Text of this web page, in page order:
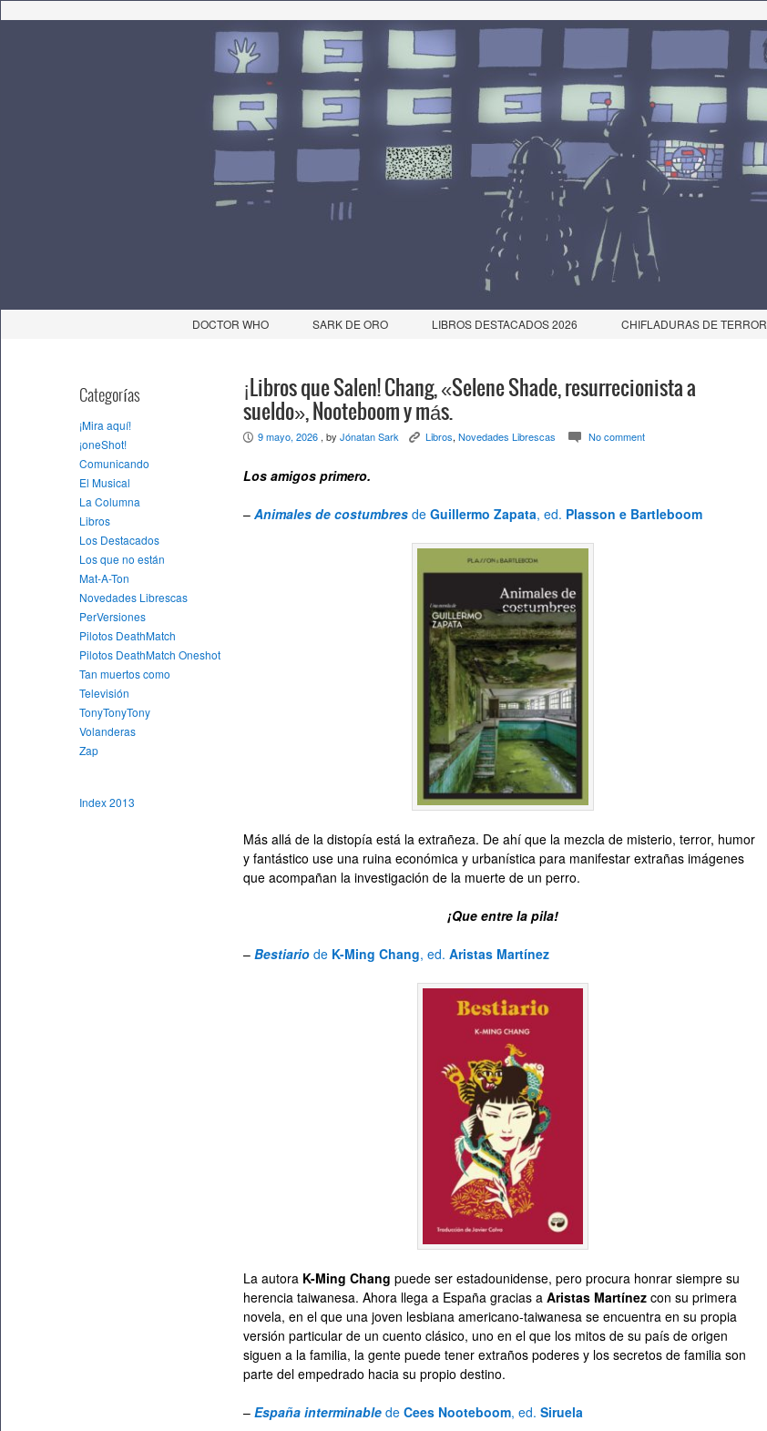
DOCTOR WHO SARK DE ORO LIBROS DESTACADOS 2026 CHIFLADURAS DE TERROR
Categorías
¡Mira aquí!
¡oneShot!
Comunicando
El Musical
La Columna
Libros
Los Destacados
Los que no están
Mat-A-Ton
Novedades Librescas
PerVersiones
Pilotos DeathMatch
Pilotos DeathMatch Oneshot
Tan muertos como
Televisión
TonyTonyTony
Volanderas
Zap
Index 2013
¡Libros que Salen! Chang, «Selene Shade, resurrecionista a
sueldo», Nooteboom y más.
P 9 mayo, 2026 , by Jónatan Sark K Libros,Novedades Librescas c No comment
Los amigos primero.
– Animales de costumbres de Guillermo Zapata, ed. Plasson e Bartleboom
Más allá de la distopía está la extrañeza. De ahí que la mezcla de misterio, terror, humor
y fantástico use una ruina económica y urbanística para manifestar extrañas imágenes
que acompañan la investigación de la muerte de un perro.
¡Que entre la pila!
– Bestiario de K-Ming Chang, ed. Aristas Martínez
La autora K-Ming Chang puede ser estadounidense, pero procura honrar siempre su
herencia taiwanesa. Ahora llega a España gracias a Aristas Martínez con su primera
novela, en el que una joven lesbiana americano-taiwanesa se encuentra en su propia
versión particular de un cuento clásico, uno en el que los mitos de su país de origen
siguen a la familia, la gente puede tener extraños poderes y los secretos de familia son
parte del empedrado hacia su propio destino.
– España interminable de Cees Nooteboom, ed. Siruela